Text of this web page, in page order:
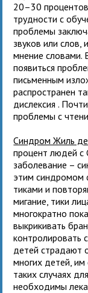
20–30
трудности с
проблемы
звуков или слов,
мнение словами.
появиться
письменным
распространен
дислексия .
проблемы с
Синдром Жиль де
процент людей с
заболевание –
этим синдромом
тиками и
мигание, тики
многократно
выкрикивать
контролировать
детей страдают
многих детей,
таких случаях
необходимы